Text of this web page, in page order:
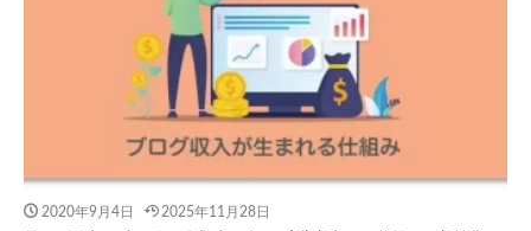
2020年9月4日 2025年11月28日